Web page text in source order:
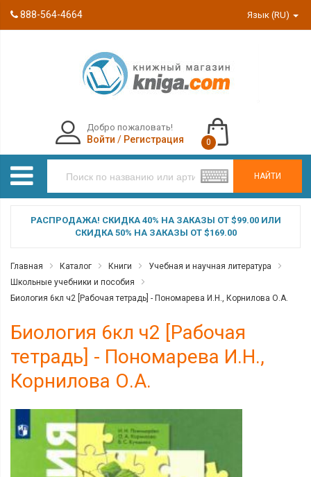
888-564-4664 Язык (RU)
НАЙТИ
Добро пожаловать!
Войти / Регистрация 0
РАСПРОДАЖА! СКИДКА 40% НА ЗАКАЗЫ ОТ $99.00 ИЛИ
СКИДКА 50% НА ЗАКАЗЫ ОТ $169.00
Главная Каталог Книги
Учебная и научная литература
Школьные учебники и пособия
Биология 6кл ч2 [Рабочая тетрадь] - Пономарева И.Н., Корнилова О.А.
Биология 6кл ч2 [Рабочая
тетрадь] - Пономарева И.Н.,
Корнилова О.А.